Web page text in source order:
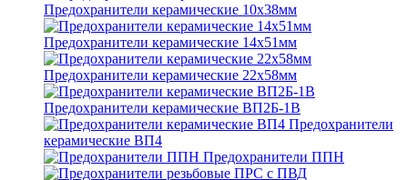
Предохранители керамические 10х38мм
Предохранители керамические 14х51мм
Предохранители керамические 22х58мм
Предохранители керамические ВП2Б-1В
Предохранители
керамические ВП4
Предохранители ППН